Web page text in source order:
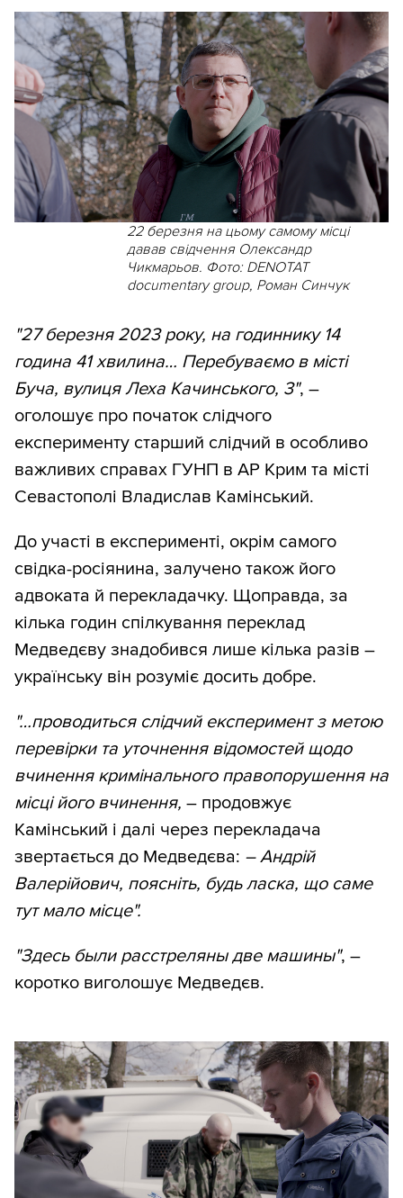
22 березня на цьому самому місці
давав свідчення Олександр
Чикмарьов. Фото: DENOTAT
documentary group, Роман Синчук
"27 березня 2023 року, на годиннику 14
година 41 хвилина… Перебуваємо в місті
Буча, вулиця Леха Качинського, 3", –
оголошує про початок слідчого
експерименту старший слідчий в особливо
важливих справах ГУНП в АР Крим та місті
Севастополі Владислав Камінський.
До участі в експерименті, окрім самого
свідка-росіянина, залучено також його
адвоката й перекладачку. Щоправда, за
кілька годин спілкування переклад
Медведєву знадобився лише кілька разів –
українську він розуміє досить добре.
"…проводиться слідчий експеримент з метою
перевірки та уточнення відомостей щодо
вчинення кримінального правопорушення на
місці його вчинення, – продовжує
Камінський і далі через перекладача
звертається до Медведєва: – Андрій
Валерійович, поясніть, будь ласка, що саме
тут мало місце".
"Здесь были расстреляны две машины", –
коротко виголошує Медведєв.